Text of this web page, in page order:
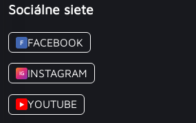
Sociálne siete
F FACEBOOK
IG INSTAGRAM
▶ YOUTUBE